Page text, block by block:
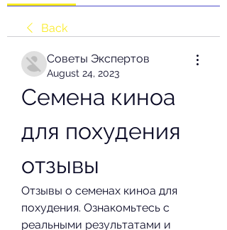
Back
Советы Экспертов
August 24, 2023
Семена киноа
для похудения
отзывы
Отзывы о семенах киноа для
похудения. Ознакомьтесь с
реальными результатами и